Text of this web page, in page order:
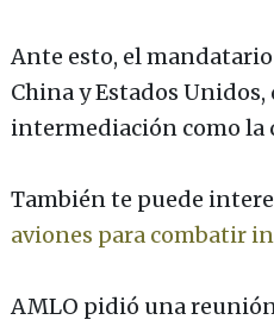
Ante esto, el
China y Estados
intermediación como la
También te puede
aviones para combatir
AMLO pidió una